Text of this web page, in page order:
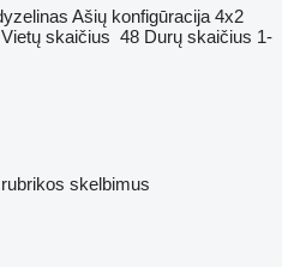
Ašių konfigūracija 4x2
Vietų skaičius 48 Durų skaičius 1-
skelbimus